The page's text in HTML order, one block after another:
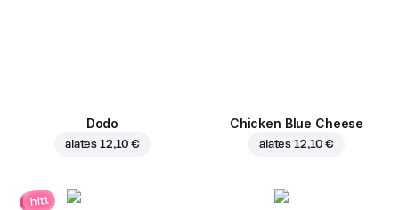
Dodo
alates 12,10 €
Chicken Blue Cheese
alates 12,10 €
hitt